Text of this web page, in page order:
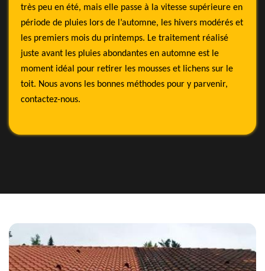
très peu en été, mais elle passe à la vitesse supérieure en
période de pluies lors de l’automne, les hivers modérés et
les premiers mois du printemps. Le traitement réalisé
juste avant les pluies abondantes en automne est le
moment idéal pour retirer les mousses et lichens sur le
toit. Nous avons les bonnes méthodes pour y parvenir,
contactez-nous.